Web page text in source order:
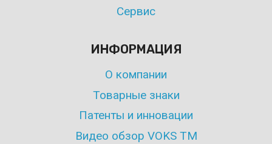
Сервис
ИНФОРМАЦИЯ
О компании
Товарные знаки
Патенты и инновации
Видео обзор VOKS TM